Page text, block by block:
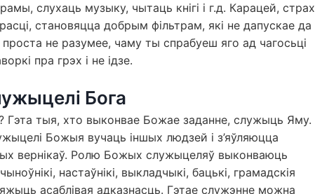
слухаць музыку, чытаць кнігі і г.д. Карацей, страх
становяцца добрым фільтрам, які не дапускае да
проста не разумее, чаму ты спрабуеш яго ад чагосьці
пра грэх і не ідзе.
Бога
Гэта тыя, хто выконвае Божае заданне, служыць Яму.
Божыя вучаць іншых людзей і з’яўляюцца
вернікаў. Ролю Божых служыцеляў выконваюць
настаўнікі, выкладчыкі, бацькі, грамадскія
асаблівая адказнасць. Гэтае служэнне можна